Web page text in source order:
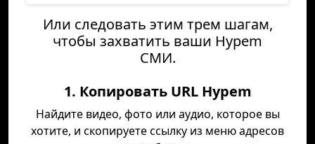
Или следовать этим трем шагам,
чтобы захватить ваши Hypem
СМИ.
1. Копировать URL Hypem
Найдите видео, фото или аудио, которое вы
хотите, и скопируете ссылку из меню адресов